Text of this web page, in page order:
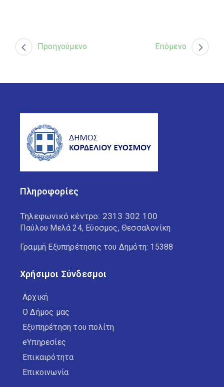
Προηγούμενο Επόμενο
Πληροφορίες
Τηλεφωνικό κέντρο: 2313 302 100
Παύλου Μελά 24, Εύοσμος, Θεσσαλονίκη
Γραμμή Εξυπηρέτησης του Δημότη: 15388
Χρήσιμοι Σύνδεσμοι
Αρχική
Ο Δήμος μας
Εξυπηρέτηση του πολίτη
eΥπηρεσίες
Επικαιρότητα
Επικοινωνία